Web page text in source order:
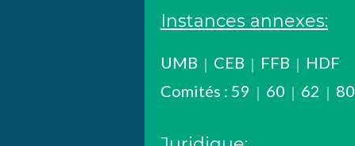
Instances annexes:
UMB CEB FFB
HDF
Comités : 59 60 62 80